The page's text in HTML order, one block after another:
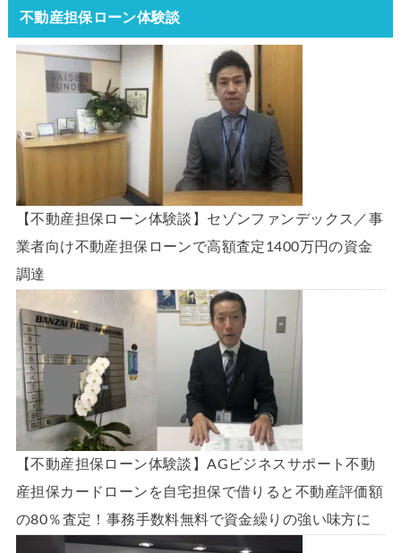
不動産担保ローン体験談
【不動産担保ローン体験談】セゾンファンデックス／事
業者向け不動産担保ローンで高額査定1400万円の資金
調達
【不動産担保ローン体験談】AGビジネスサポート不動
産担保カードローンを自宅担保で借りると不動産評価額
の80％査定！事務手数料無料で資金繰りの強い味方に